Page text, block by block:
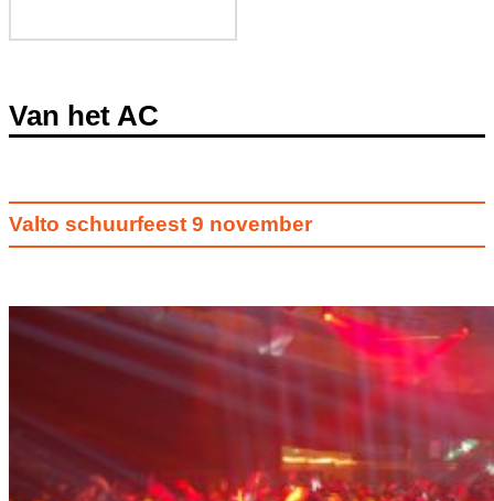
Van het AC
Valto schuurfeest 9 november